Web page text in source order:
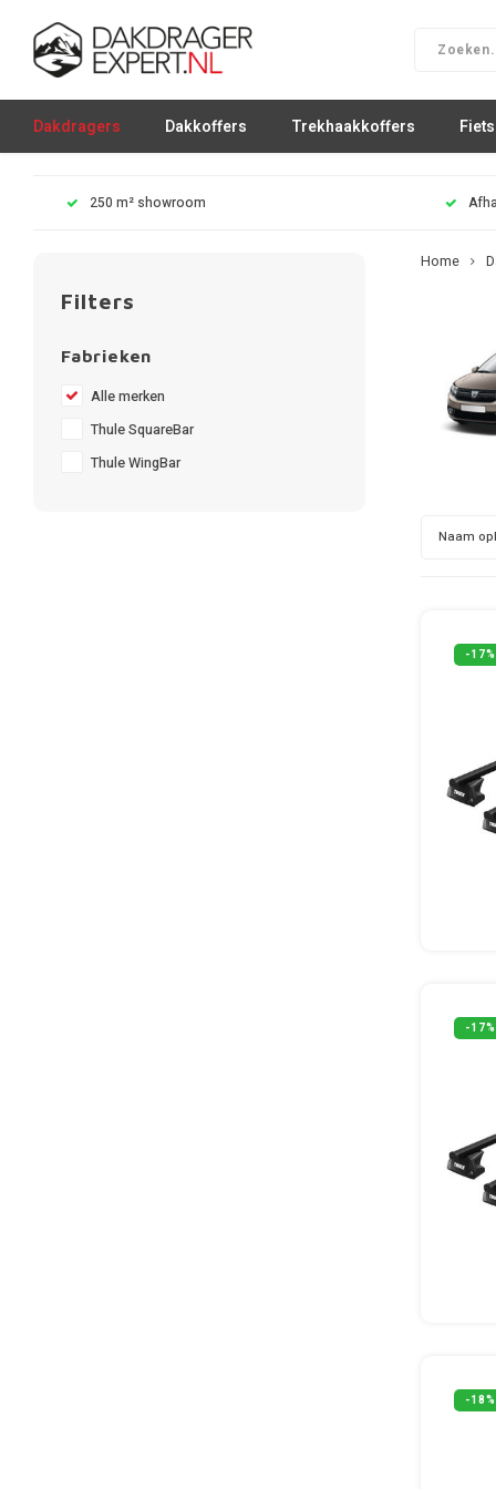
Dakdragers Dakkoffers Trekhaakkoffers
250 m² showroom
Filters
Fabrieken
Alle merken
Thule SquareBar
Thule WingBar
Home
Naam
-17%
-17%
-18%